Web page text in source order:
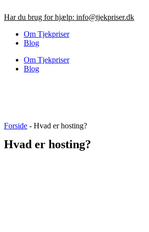
til
Har du brug for hjælp: info@tjekpriser.dk
Om Tjekpriser
Blog
Om Tjekpriser
Blog
Forside - Hvad er hosting?
Hvad er hosting?